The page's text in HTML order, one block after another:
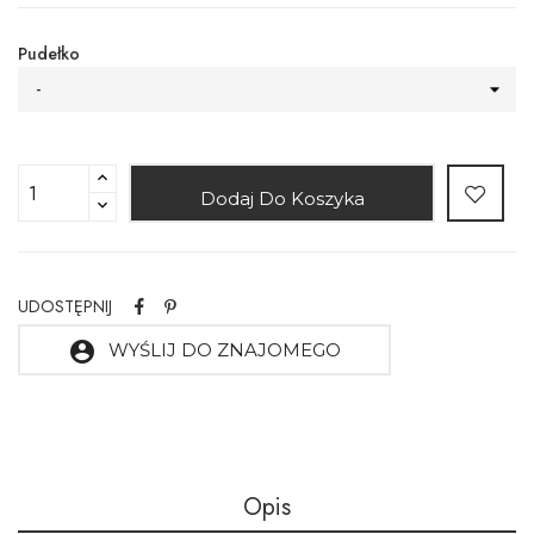
Pudełko
-
Dodaj Do Koszyka
UDOSTĘPNIJ
account_circle WYŚLIJ DO ZNAJOMEGO
Opis